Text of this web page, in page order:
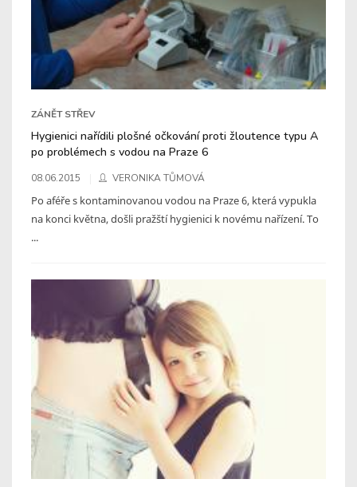
ZÁNĚT STŘEV
Hygienici nařídili plošné očkování proti žloutence typu A
po problémech s vodou na Praze 6
08.06.2015 VERONIKA TŮMOVÁ
Po aféře s kontaminovanou vodou na Praze 6, která vypukla
na konci května, došli pražští hygienici k novému nařízení. To
...